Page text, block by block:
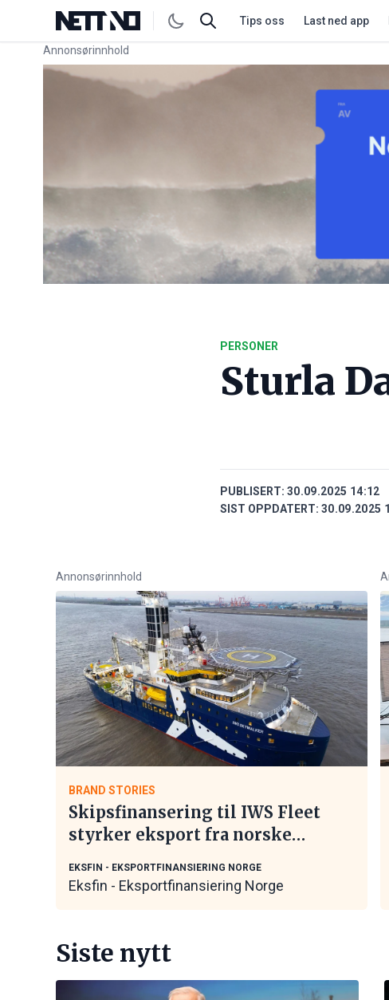
Tips oss Last ned app
Annonsørinnhold
Link for annonse
PERSONER
Sturla
PUBLISERT: 30.09.2025 14:12
SIST OPPDATERT: 30.09.2025
Annonsørinnhold
BRAND STORIES
Skipsfinansering til IWS Fleet
styrker eksport fra norske
EKSFIN - EKSPORTFINANSIERING NORGE
Eksfin - Eksportfinansiering Norge
Siste nytt